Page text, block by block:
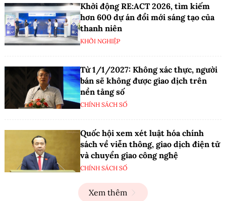
Khởi động RE:ACT 2026, tìm kiếm
hơn 600 dự án đổi mới sáng tạo của
thanh niên
KHỞI NGHIỆP
Từ 1/1/2027: Không xác thực, người
bán sẽ không được giao dịch trên
nền tảng số
CHÍNH SÁCH SỐ
Quốc hội xem xét luật hóa chính
sách về viễn thông, giao dịch điện tử
và chuyển giao công nghệ
CHÍNH SÁCH SỐ
Xem thêm